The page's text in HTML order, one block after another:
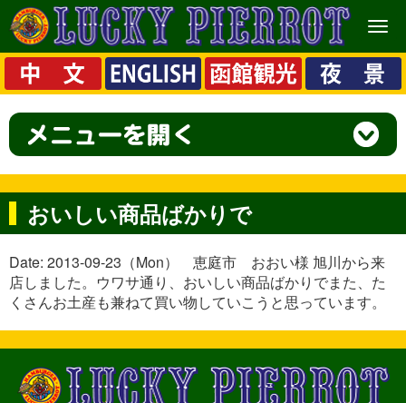
メ
ニ
ュ
ー
おいしい商品ばかりで
Date: 2013-09-23（Mon） 恵庭市 おおい様 旭川から来
店しました。ウワサ通り、おいしい商品ばかりでまた、た
くさんお土産も兼ねて買い物していこうと思っています。